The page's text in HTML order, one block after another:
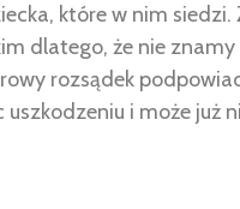
które w nim
dlatego, że nie
rozsądek
uszkodzeniu i może już